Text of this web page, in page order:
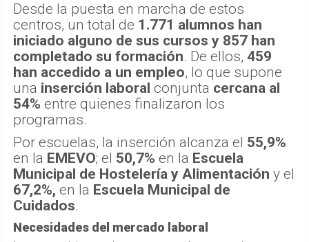
Desde la puesta en marcha de estos
centros, un total de 1.771 alumnos han
iniciado alguno de sus cursos y 857 han
completado su formación. De ellos, 459
han accedido a un empleo, lo que supone
una inserción laboral conjunta cercana al
54% entre quienes finalizaron los
programas.
Por escuelas, la inserción alcanza el 55,9%
en la EMEVO; el 50,7% en la Escuela
Municipal de Hostelería y Alimentación y el
67,2%, en la Escuela Municipal de
Cuidados.
Necesidades del mercado laboral